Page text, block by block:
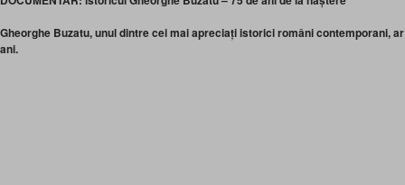
Gheorghe Buzatu, unul dintre cei mai apreciați istorici români contemporani,
ani.